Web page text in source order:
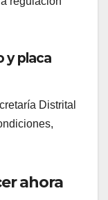
y placa
Distrital
ahora